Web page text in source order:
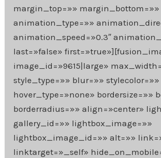
margin_top=»» margin_bottom=»»
animation_type=»»
animation_speed=»0.3″
last=»false»
image_id=»9615|large»
style_type=»» blur=»» stylecolor=»»
hover_type=»none» bordersize=»»
borderradius=»» align=»center»
gallery_id=»» lightbox_image=»»
lightbox_image_id=»» alt=»»
linktarget=»_self»